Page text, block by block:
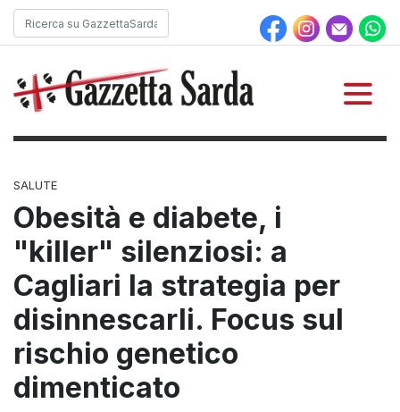
SALUTE
Obesità e diabete, i
"killer" silenziosi: a
Cagliari la strategia per
disinnescarli. Focus sul
rischio genetico
dimenticato